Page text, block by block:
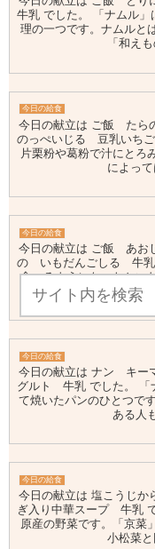
牛乳 でした。 「ナムル
理の一つです。ナムルと
「和え
今日の給食
今日の献立は ご飯 たら
のっぺいじる 豆乳いち
片栗粉や葛粉で汁にとろ
によっ
今日の給食
今日の献立は ご飯 あお
の いもだんごしる 牛乳
食べるようになったとい
野菜で
今日の給食
今日の献立は ナン キー
グルト 牛乳 でした。 「
て焼いたパンのひとつで
ある人
今日の給食
今日の献立は 塩こうじ
ぎ入り中華スープ 牛乳
原産の野菜です。「京菜
小松菜